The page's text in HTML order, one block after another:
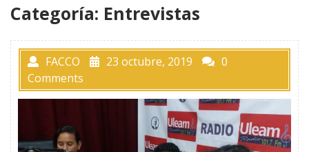
Categoría: Entrevistas
FACCO 23 octubre, 2019
0
Comments